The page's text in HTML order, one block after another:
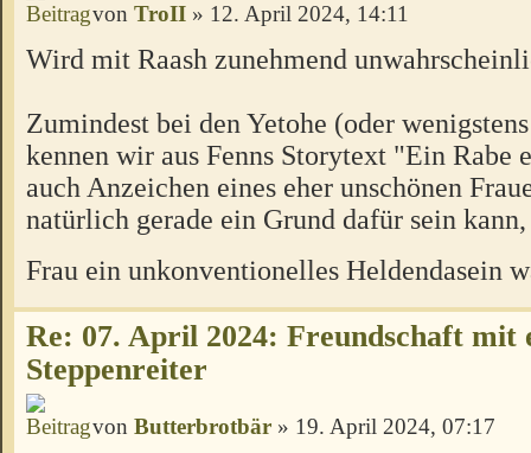
von TroII » 12. April 2024, 14:11
Wird mit Raash zunehmend
Zumindest bei den Yetohe (oder
kennen wir aus Fenns Storytext "Ein Rabe
auch Anzeichen eines eher unschönen
natürlich gerade ein Grund dafür sein kann,
Frau ein unkonventionelles Heldendasein
Re: 07. April 2024: Freundschaft mit
Steppenreiter
von Butterbrotbär » 19. April 2024, 07:17